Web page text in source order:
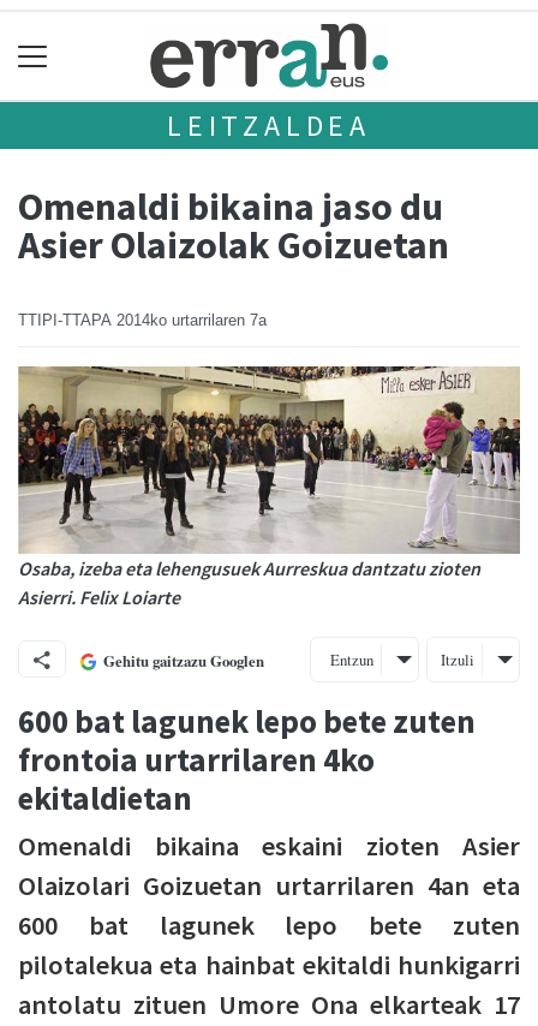
LEITZALDEA
Omenaldi bikaina jaso du
Asier Olaizolak Goizuetan
TTIPI-TTAPA 2014ko urtarrilaren 7a
Osaba, izeba eta lehengusuek Aurreskua dantzatu zioten
Asierri. Felix Loiarte
Gehitu gaitzazu Googlen Entzun Itzuli
600 bat lagunek lepo bete zuten
frontoia urtarrilaren 4ko
ekitaldietan
Omenaldi bikaina eskaini zioten Asier
Olaizolari Goizuetan urtarrilaren 4an eta
600 bat lagunek lepo bete zuten
pilotalekua eta hainbat ekitaldi hunkigarri
antolatu zituen Umore Ona elkarteak 17